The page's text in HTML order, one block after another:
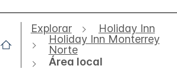
Explorar
Holiday Inn
Holiday Inn Monterrey
Norte
Área local